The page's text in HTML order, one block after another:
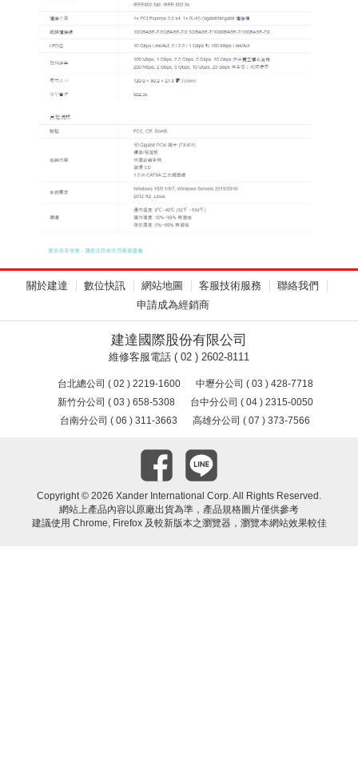
關於建達 數位快訊 網站地圖 客服技術服務
聯絡我們
申請成為經銷商
建達國際股份有限公司
維修客服電話 ( 02 ) 2602-8111
台北總公司 ( 02 ) 2219-1600
中壢分公司 ( 03 ) 428-7718
新竹分公司 ( 03 ) 658-5308
台中分公司 ( 04 ) 2315-0050
台南分公司 ( 06 ) 311-3663
高雄分公司 ( 07 ) 373-7566
Copyright © 2026 Xander International Corp. All Rights Reserved.
網站上產品內容以原廠出貨為準，產品規格圖片僅供參考
建議使用 Chrome, Firefox 及較新版本之瀏覽器，瀏覽本網站效果較佳